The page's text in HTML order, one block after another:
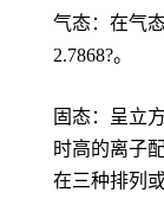
气态：在气
2.7868?。
固态：呈立
时高的离子
在三种排列